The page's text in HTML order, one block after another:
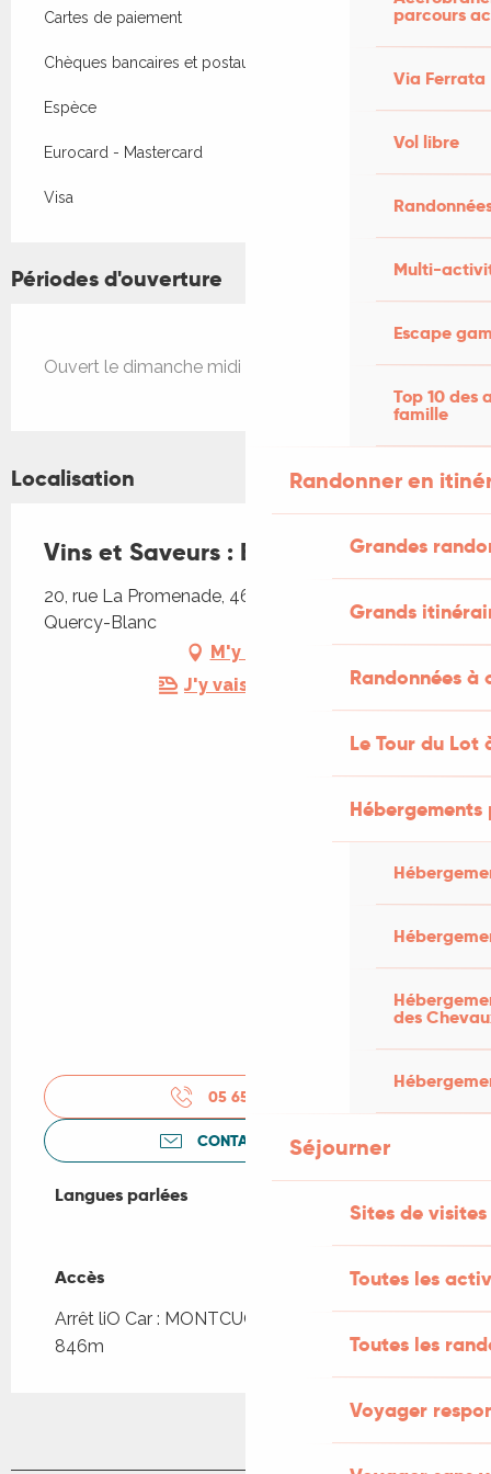
parcours
Via Ferrata
Vol libre
Multi-
Escape
Top 10 des
famille
Randonner en
Grandes
Grands
Randonnées
Le Tour du Lot
des
Séjourner
Sites de visites
Toutes les
Toutes les
Voyager
Cartes de paiement
Chèques bancaires et postaux
Espèce
Eurocard - Mastercard
Visa
Périodes d'ouverture
Ouvert le dimanche midi
Localisation
Vins et Saveurs : Bar à Vins
20, rue La Promenade, 46800 Montcuq-en-
Quercy-Blanc
M'y rendre
J'y vais en train !
05 65 35 57
CONTACTEZ-NOUS
Langues parlées
Langues parlées
Accès
Accès
Arrêt liO Car : MONTCUQ - Parking St-Jean à
846m